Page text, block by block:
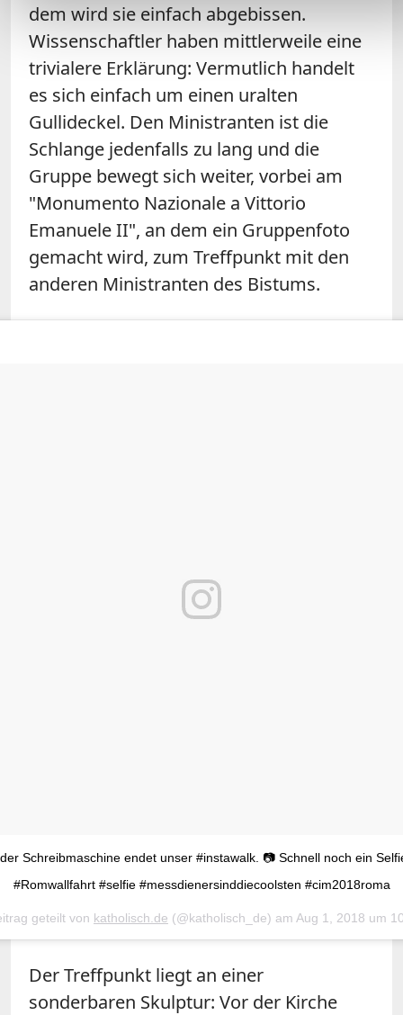
dem wird sie einfach abgebissen.
Wissenschaftler haben mittlerweile eine
trivialere Erklärung: Vermutlich handelt
es sich einfach um einen uralten
Gullideckel. Den Ministranten ist die
Schlange jedenfalls zu lang und die
Gruppe bewegt sich weiter, vorbei am
"Monumento Nazionale a Vittorio
Emanuele II", an dem ein Gruppenfoto
gemacht wird, zum Treffpunkt mit den
anderen Ministranten des Bistums.
Schreibmaschine endet unser #instawalk. 📷 Schnell noch ein
#Romwallfahrt #selfie #messdienersinddiecoolsten #cim2018roma
geteilt von katholisch.de (@katholisch_de) am Aug 1, 2018 um 10:13
Der Treffpunkt liegt an einer
sonderbaren Skulptur: Vor der Kirche